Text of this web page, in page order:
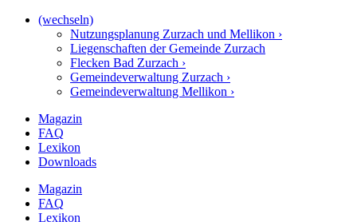
(wechseln)
Nutzungsplanung Zurzach und Mellikon ›
Liegenschaften der Gemeinde Zurzach
Flecken Bad Zurzach ›
Gemeindeverwaltung Zurzach ›
Gemeindeverwaltung Mellikon ›
Magazin
FAQ
Lexikon
Downloads
Magazin
FAQ
Lexikon